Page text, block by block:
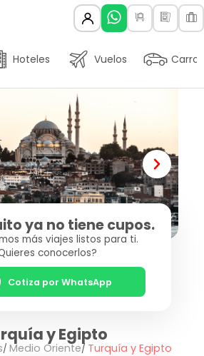
Hoteles Vuelos Carros
ya no tiene cupos.
más viajes listos para ti.
conocerlos?
Cotiza por WhatsApp
y Egipto
Medio Oriente Turquía y Egipto